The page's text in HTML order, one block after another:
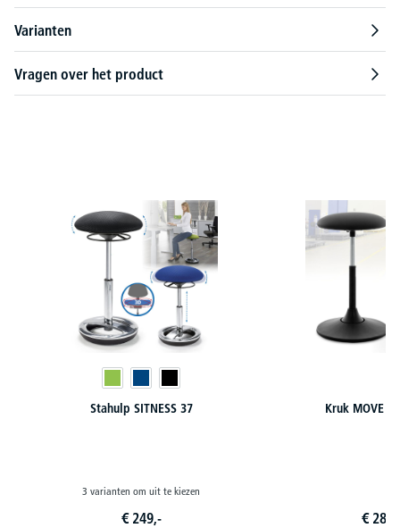
Varianten
Vragen over het product
Stahulp SITNESS 37
3 varianten om uit te kiezen
€ 249,-
Kruk MOVE
€